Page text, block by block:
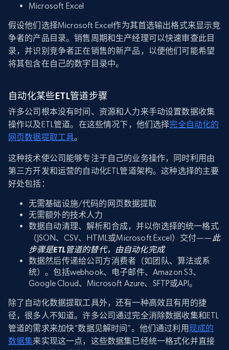
Microsoft Excel
假设他们选择Microsoft Excel作为其首选输出格式来显示竞
争者的产品目录。销售周期和生产经理可以快速审查此目
录，并识别竞争者正在销售的新产品，以便他们可能希望
将其包含在自己的数字目录中。
自动化某些ETL管道步骤
许多公司根本没有时间、资源和人力来手动设置数据收集
操作以及ETL管道。在这些情况下，他们选择完全自动化的
网页数据提取工具。
这种技术使公司能够专注于自己的业务操作，同时利用由
第三方开发和运营的自动化ETL管道架构。这种选择的主要
好处包括：
无需基础设施/代码的网页数据提取
无需额外的技术人力
数据自动清理、解析和合成，并以你选择的统一格式
（JSON、CSV、HTML或Microsoft Excel）交付—— 此
步骤是ETL管道的替代，由自动化完成
数据然后传递给公司方消费者（如团队、算法或系
统）。包括webhook、电子邮件、Amazon S3、
Google Cloud、Microsoft Azure、SFTP或API。
除了自动化数据提取工具外，还有一种高效且有用的捷
径，很多人不知道。许多公司通过完全消除数据收集和ETL
管道的需求来加快“数据见解时间”。他们通过利用现成的
数据集来实现这一点，这些数据集已经统一格式化并直接